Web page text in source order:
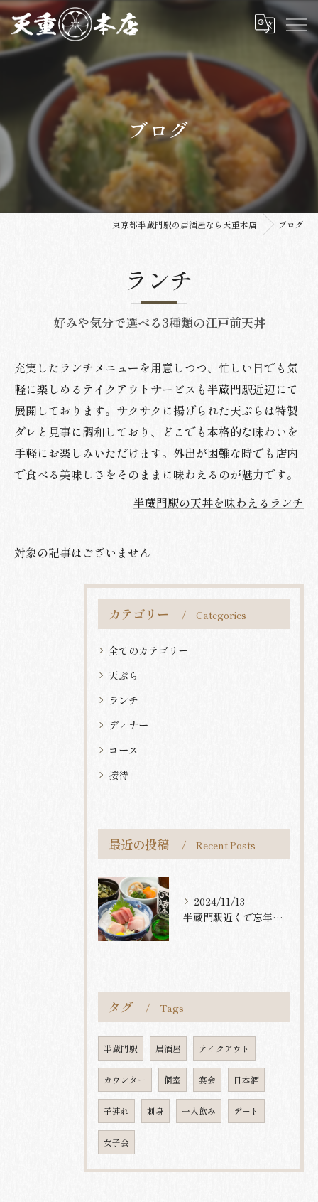
ブログ
東京都半蔵門駅の居酒屋なら天重本店 ブログ
ランチ
好みや気分で選べる3種類の江戸前天丼
充実したランチメニューを用意しつつ、忙しい日でも気
軽に楽しめるテイクアウトサービスも半蔵門駅近辺にて
展開しております。サクサクに揚げられた天ぷらは特製
ダレと見事に調和しており、どこでも本格的な味わいを
手軽にお楽しみいただけます。外出が困難な時でも店内
で食べる美味しさをそのままに味わえるのが魅力です。
半蔵門駅の天丼を味わえるランチ
対象の記事はございません
カテゴリー Categories
全てのカテゴリー
天ぷら
ランチ
ディナー
コース
接待
最近の投稿 Recent Posts
2024/11/13
半蔵門駅近くで忘年会の居酒屋をお探しの方へ
タグ Tags
半蔵門駅 居酒屋 テイクアウト
カウンター 個室 宴会 日本酒
子連れ 刺身 一人飲み デート
女子会